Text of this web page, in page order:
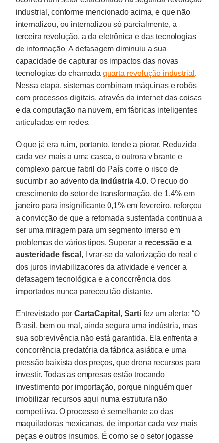
industrial, conforme mencionado acima, e que não
internalizou, ou internalizou só parcialmente, a
terceira revolução, a da eletrônica e das tecnologias
de informação. A defasagem diminuiu a sua
capacidade de capturar os impactos das novas
tecnologias da chamadaquarta revolução industrial .
Nessa etapa, sistemas combinam máquinas e robôs
com processos digitais, através da internet das coisas
e da computação na nuvem, em fábricas inteligentes
articuladas em redes.
O que já era ruim, portanto, tende a piorar. Reduzida
cada vez mais a uma casca, o outrora vibrante e
complexo parque fabril do País corre o risco de
sucumbir ao advento da indústria 4.0. O recuo do
crescimento do setor de transformação, de 1,4% em
janeiro para insignificante 0,1% em fevereiro, reforçou
a convicção de que a retomada sustentada continua a
ser uma miragem para um segmento imerso em
problemas de vários tipos. Superar a recessão e a
austeridade fiscal , livrar-se da valorização do real e
dos juros inviabilizadores da atividade e vencer a
defasagem tecnológica e a concorrência dos
importados nunca pareceu tão distante.
Entrevistado porCartaCapital ,Sarti fez um alerta: “O
Brasil, bem ou mal, ainda segura uma indústria, mas
sua sobrevivência não está garantida. Ela enfrenta a
concorrência predatória da fábrica asiática e uma
pressão baixista dos preços, que drena recursos para
investir. Todas as empresas estão trocando
investimento por importação, porque ninguém quer
imobilizar recursos aqui numa estrutura não
competitiva. O processo é semelhante ao das
maquiladoras mexicanas, de importar cada vez mais
peças e outros insumos. É como se o setor jogasse